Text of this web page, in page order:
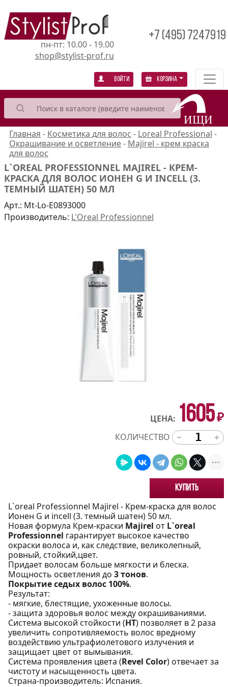
пн-пт: 10.00 - 19.00
shop@stylist-prof.ru
+7 (495) 7247919
Войти Корзина
Главная - Косметика для волос - Loreal Professional -
Окрашивание и осветление- Majirel - крем краска
для волос
L`OREAL PROFESSIONNEL MAJIREL - КРЕМ-
КРАСКА ДЛЯ ВОЛОС ИОНЕН G И INCELL (3.
ТЕМНЫЙ ШАТЕН) 50 МЛ
Арт.: Mt-Lo-E0893000
Производитель: L'Oreal Professionnel
ЦЕНА: 1605₽
КОЛИЧЕСТВО
Купить
L`oreal Professionnel Majirel - Крем-краска для волос
Ионен G и incell (3. темный шатен) 50 мл.
Новая формула Крем-краски Majirel от L`oreal
Professionnel гарантирует высокое качество
окраски волоса и, как следствие, великолепный,
ровный, стойкий,цвет.
Придает волосам больше мягкости и блеска.
Мощность осветления до 3 тонов.
Покрытие седых волос 100%.
Результат:
- мягкие, блестящие, ухоженные волосы.
- защита здоровья волос между окрашиваниями.
Система высокой стойкости (НТ) позволяет в 2 раза
увеличить сопротивляемость волос вредному
воздействию ультрафиолетового излучения и
защищает цвет от вымывания.
Система проявления цвета (Revel Color) отвечает за
чистоту и насыщенность цвета.
Страна-производитель: Испания.